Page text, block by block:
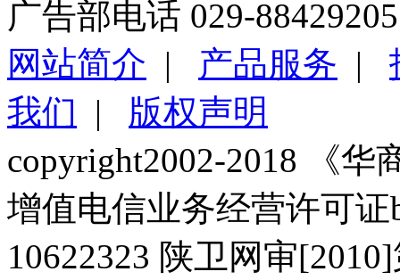
广告部电话 029-88429205
网站简介 | 产品服务 |
我们 | 版权声明
copyright2002-2018 《华
增值电信业务经营许可证
10622323 陕卫网审